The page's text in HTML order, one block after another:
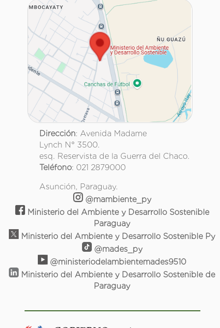
Dirección: Avenida Madame
Lynch N° 3500.
esq. Reservista de la Guerra del Chaco.
Teléfono: 021 2879000
Asunción, Paraguay.
@mambiente_py
Ministerio del Ambiente y Desarrollo Sostenible
Paraguay
Ministerio del Ambiente y Desarrollo Sostenible Py
@mades_py
@ministeriodelambientemades9510
Ministerio del Ambiente y Desarrollo Sostenible de
Paraguay